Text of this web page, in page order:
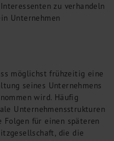
zu verhandeln
Unternehmen
möglichst frühzeitig eine
seines Unternehmens
wird. Häufig
Unternehmensstrukturen
Folgen für einen späteren
die die